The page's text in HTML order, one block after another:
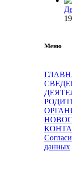
Меню
данных